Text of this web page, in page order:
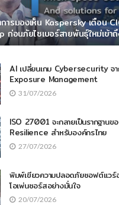
การมองเห็น Kaspersky เตือน
ก่อนภัยไซเบอร์สายพันธุ์ใหม่เข้า
AI เปลี่ยนเกม Cybersecurity จ
Exposure Management
31/07/2026
ISO 27001 จะกลายเป็นรากฐาน
Resilience สำหรับองค์กรไทย
27/07/2026
พิมพ์เขียวความปลอดภัยซอฟต์แวร์
โอเพ่นซอร์สอย่างมั่นใจ
20/07/2026